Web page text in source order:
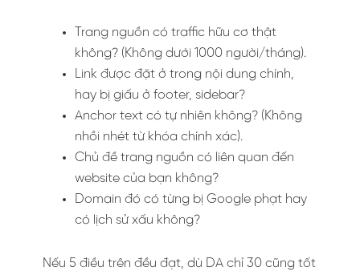
Trang nguồn có traffic hữu cơ thật
không? (Không dưới 1000 người/tháng).
Link được đặt ở trong nội dung chính,
hay bị giấu ở footer, sidebar?
Anchor text có tự nhiên không? (Không
nhồi nhét từ khóa chính xác).
Chủ đề trang nguồn có liên quan đến
website của bạn không?
Domain đó có từng bị Google phạt hay
có lịch sử xấu không?
Nếu 5 điều trên đều đạt, dù DA chỉ 30 cũng tốt